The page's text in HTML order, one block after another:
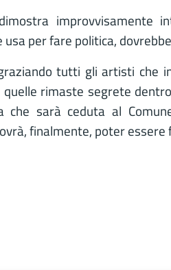
improvvisamente
usa per fare politica,
tutti gli artisti che
rimaste segrete
che sarà ceduta al
finalmente, poter essere